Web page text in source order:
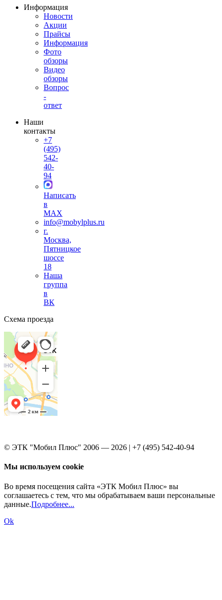
Информация
Новости
Акции
Прайсы
Информация
Фото
обзоры
Видео
обзоры
Вопрос
-
ответ
Наши
контакты
+7
(495)
542-
40-
94
Написать
в
MAX
info@mobylplus.ru
г.
Москва,
Пятницкое
шоссе
18
Наша
группа
в
ВК
Схема проезда
© ЭТК "Мобил Плюс" 2006 — 2026 | +7 (495) 542-40-94
Мы используем cookie
Во время посещения сайта «ЭТК Мобил Плюс» вы
соглашаетесь с тем, что мы обрабатываем ваши персональные
данные.Подробнее...
Ok